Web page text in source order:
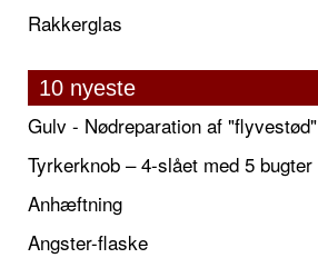
Rakkerglas
10 nyeste
Gulv - Nødreparation af "flyvestød"
Tyrkerknob – 4-slået med 5 bugter
Anhæftning
Angster-flaske